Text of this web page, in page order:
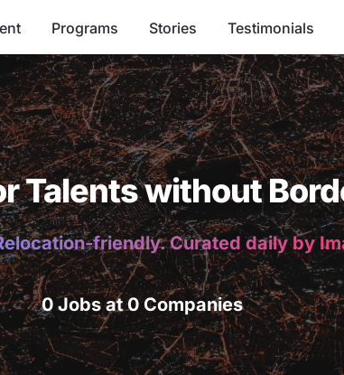
Programs Stories Testimonials
Talents without
friendly. Curated daily by
0 Jobs at 0 Companies